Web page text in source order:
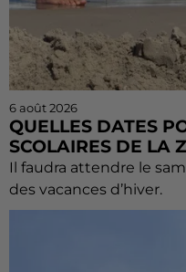
6 août 2026
QUELLES DATES
SCOLAIRES DE LA
Il faudra attendre le
des vacances d’hiver.